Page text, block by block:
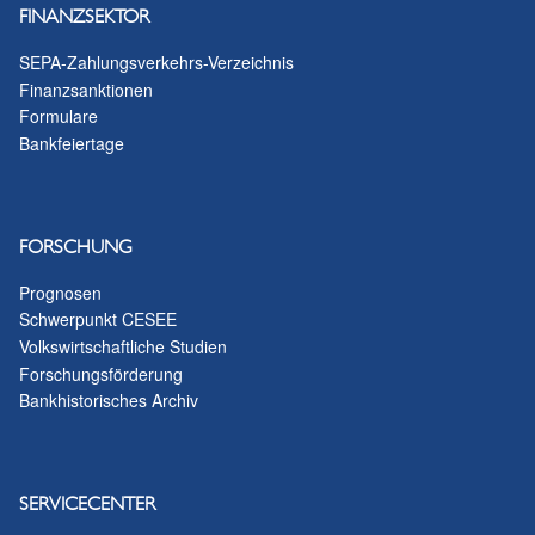
FINANZSEKTOR
SEPA-Zahlungsverkehrs-Verzeichnis
Finanzsanktionen
Formulare
Bankfeiertage
FORSCHUNG
Prognosen
Schwerpunkt CESEE
Volkswirtschaftliche Studien
Forschungsförderung
Bankhistorisches Archiv
SERVICECENTER